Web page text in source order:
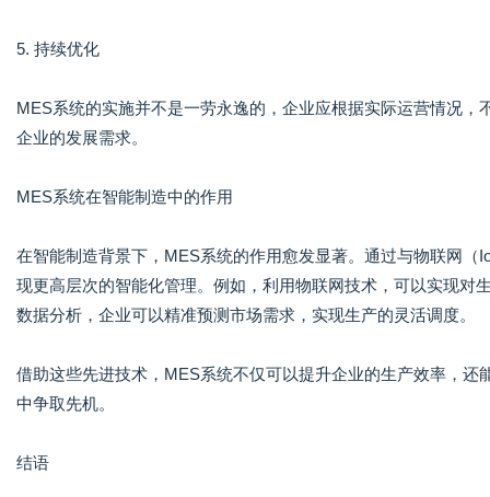
5. 持续优化
MES系统的实施并不是一劳永逸的，企业应根据实际运营情况
企业的发展需求。
MES系统在智能制造中的作用
在智能制造背景下，MES系统的作用愈发显著。通过与物联网
现更高层次的智能化管理。例如，利用物联网技术，可以实现对
数据分析，企业可以精准预测市场需求，实现生产的灵活调度。
借助这些先进技术，MES系统不仅可以提升企业的生产效率，
中争取先机。
结语